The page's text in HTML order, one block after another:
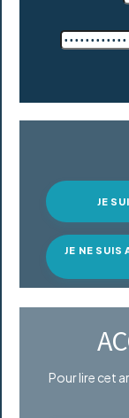
JE
JE NE SUIS
Pour lire cet